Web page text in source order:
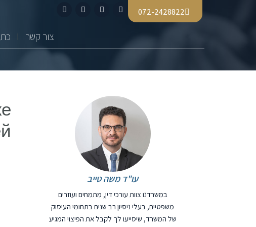
072-2428822
צור קשר
עו"ד משה טייב
במשרדנו צוות עורכי דין, מתמחים ועוזרים
משפטיים, בעלי ניסיון רב שנים בתחומי העיסוק
של המשרד, שיסייעו לך לקבל את הפיצוי המגיע